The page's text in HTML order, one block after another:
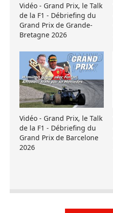
Vidéo - Grand Prix, le Talk
de la F1 - Débriefing du
Grand Prix de Grande-
Bretagne 2026
Vidéo - Grand Prix, le Talk
de la F1 - Débriefing du
Grand Prix de Barcelone
2026